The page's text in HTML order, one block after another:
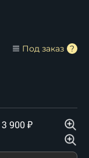
Под заказ
3 900₽